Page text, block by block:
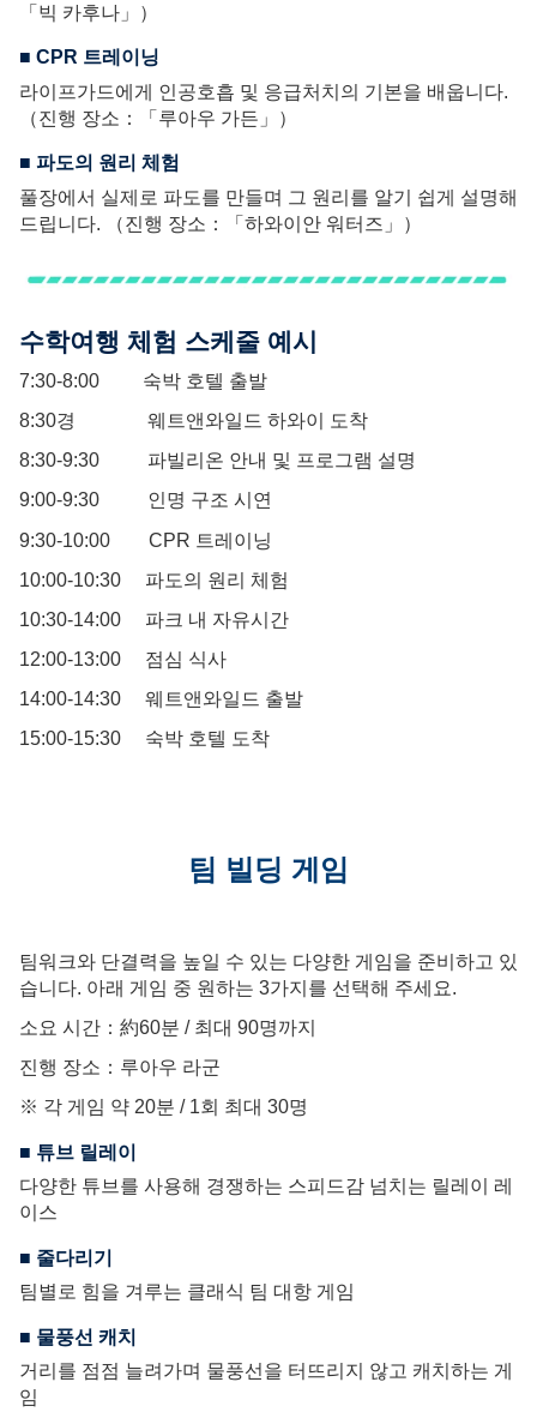
「빅 카후나」）
■ CPR 트레이닝
라이프가드에게 인공호흡 및 응급처치의 기본을 배웁니다.
（진행 장소：「루아우 가든」）
■ 파도의 원리 체험
풀장에서 실제로 파도를 만들며 그 원리를 알기 쉽게 설명해
드립니다. （진행 장소：「하와이안 워터즈」）
수학여행 체험 스케줄 예시
7:30-8:00 숙박 호텔 출발
8:30경 웨트앤와일드 하와이 도착
8:30-9:30 파빌리온 안내 및 프로그램 설명
9:00-9:30 인명 구조 시연
9:30-10:00 CPR 트레이닝
10:00-10:30 파도의 원리 체험
10:30-14:00 파크 내 자유시간
12:00-13:00 점심 식사
14:00-14:30 웨트앤와일드 출발
15:00-15:30 숙박 호텔 도착
팀 빌딩 게임
팀워크와 단결력을 높일 수 있는 다양한 게임을 준비하고 있
습니다. 아래 게임 중 원하는 3가지를 선택해 주세요.
소요 시간：約60분 / 최대 90명까지
진행 장소：루아우 라군
※ 각 게임 약 20분 / 1회 최대 30명
■ 튜브 릴레이
다양한 튜브를 사용해 경쟁하는 스피드감 넘치는 릴레이 레
이스
■ 줄다리기
팀별로 힘을 겨루는 클래식 팀 대항 게임
■ 물풍선 캐치
거리를 점점 늘려가며 물풍선을 터뜨리지 않고 캐치하는 게
임